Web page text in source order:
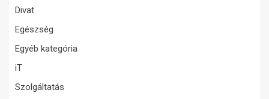
Divat
Egészség
Egyéb kategória
iT
Szolgáltatás